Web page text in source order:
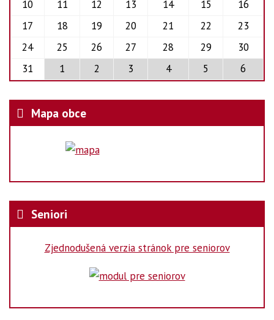
10 11 12 13 14 15
16
17
18 19 20 21 22
23
24
25 26 27 28 29
30
31
1 2 3 4 5 6
Mapa obce
Seniori
Zjednodušená verzia stránok pre seniorov